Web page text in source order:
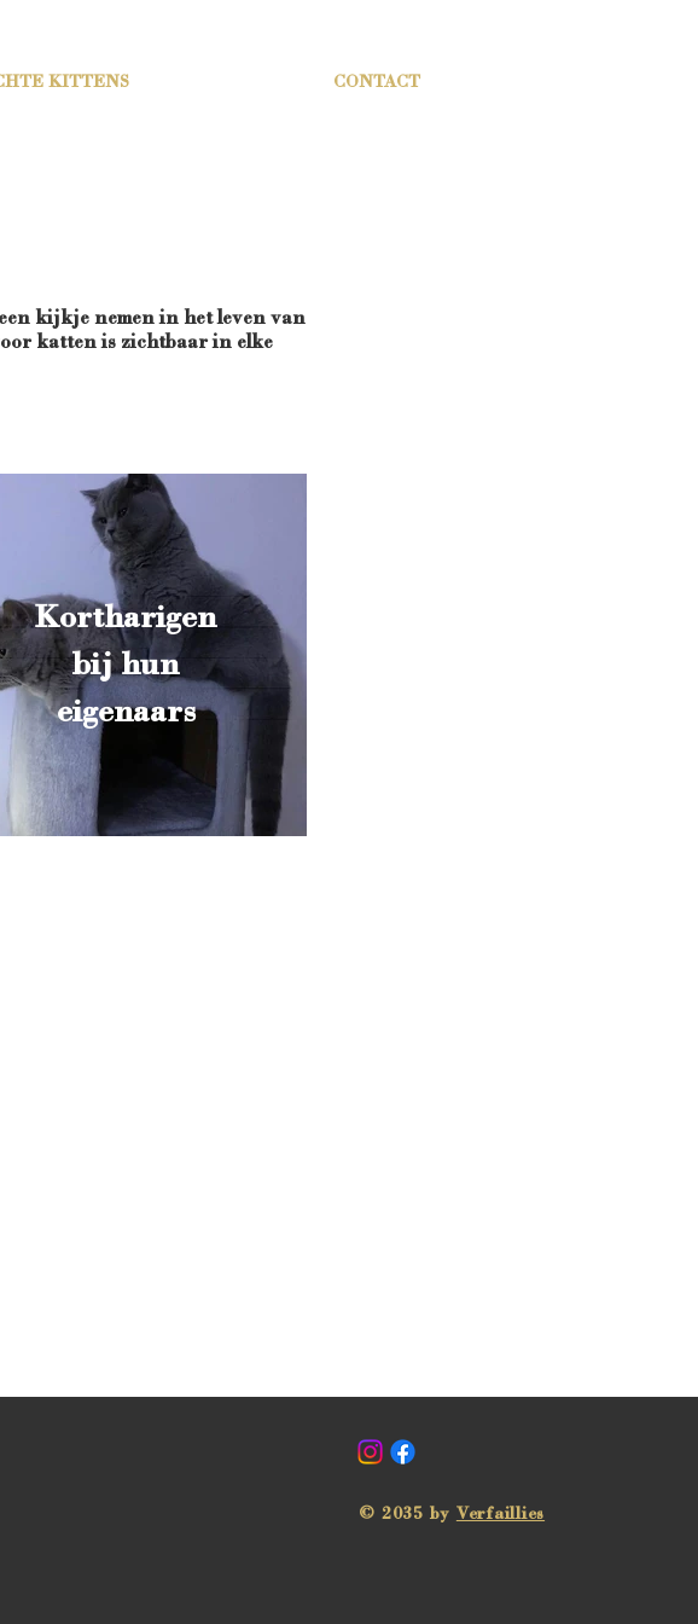
KITTENS CONTACT
kijkje nemen in het leven van
katten is zichtbaar in elke
Kortharigen
bij hun
eigenaars
© 2035 by Verfaillies